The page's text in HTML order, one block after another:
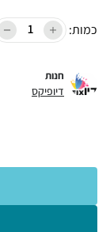
כמות:
חנות
דיופיקס